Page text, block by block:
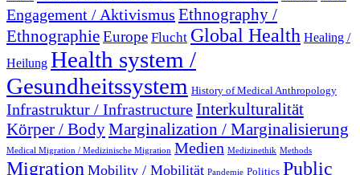
Engagement / Aktivismus Ethnography /
EthnographieEurope Flucht Global Health Healing /
Heilung Health system /
Gesundheitssystem History of Medical Anthropology
Infrastruktur / InfrastructureInterkulturalität
Körper / BodyMarginalization / Marginalisierung
Medical Migration / Medizinische Migration Medien Medizinethik Methods
Migration Mobility / Mobilität Pandemie Politics Public